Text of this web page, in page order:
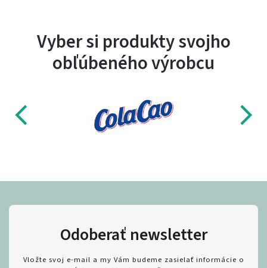
Vyber si produkty svojho
obľúbeného výrobcu
Odoberať newsletter
Vložte svoj e-mail a my Vám budeme zasielať informácie o